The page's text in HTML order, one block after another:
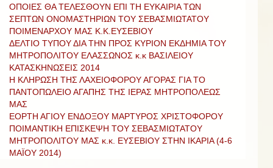
ΟΠΟΙΕΣ ΘΑ ΤΕΛΕΣΘΟΥΝ ΕΠΙ ΤΗ ΕΥΚΑΙΡΙΑ ΤΩΝ
ΣΕΠΤΩΝ ΟΝΟΜΑΣΤΗΡΙΩΝ ΤΟΥ ΣΕΒΑΣΜΙΩΤΑΤΟΥ
ΠΟΙΜΕΝΑΡΧΟΥ ΜΑΣ Κ.Κ.ΕΥΣΕΒΙΟΥ
ΔΕΛΤΙΟ ΤΥΠΟΥ ΔΙΑ ΤΗΝ ΠΡΟΣ ΚΥΡΙΟΝ ΕΚΔΗΜΙΑ ΤΟΥ
ΜΗΤΡΟΠΟΛΙΤΟΥ ΕΛΑΣΣΩΝΟΣ κ.κ ΒΑΣΙΛΕΙΟΥ
ΚΑΤΑΣΚΗΝΩΣΕΙΣ 2014
Η ΚΛΗΡΩΣΗ ΤΗΣ ΛΑΧΕΙΟΦΟΡΟΥ ΑΓΟΡΑΣ ΓΙΑ ΤΟ
ΠΑΝΤΟΠΩΛΕΙΟ ΑΓΑΠΗΣ ΤΗΣ ΙΕΡΑΣ ΜΗΤΡΟΠΟΛΕΩΣ
ΜΑΣ
ΕΟΡΤΗ ΑΓΙΟΥ ΕΝΔΟΞΟΥ ΜΑΡΤΥΡΟΣ ΧΡΙΣΤΟΦΟΡΟΥ
ΠΟΙΜΑΝΤΙΚΗ ΕΠΙΣΚΕΨΗ ΤΟΥ ΣΕΒΑΣΜΙΩΤΑΤΟΥ
ΜΗΤΡΟΠΟΛΙΤΟΥ ΜΑΣ κ.κ. ΕΥΣΕΒΙΟΥ ΣΤΗΝ ΙΚΑΡΙΑ (4-6
ΜΑΪΟΥ 2014)